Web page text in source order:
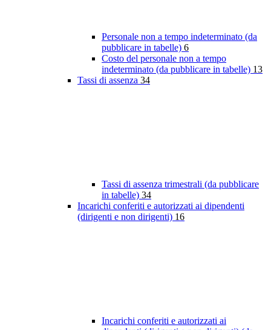
Personale non a tempo indeterminato (da
pubblicare in tabelle) 6
Costo del personale non a tempo
indeterminato (da pubblicare in tabelle) 13
Tassi di assenza 34
Tassi di assenza trimestrali (da pubblicare
in tabelle) 34
Incarichi conferiti e autorizzati ai dipendenti
(dirigenti e non dirigenti) 16
Incarichi conferiti e autorizzati ai